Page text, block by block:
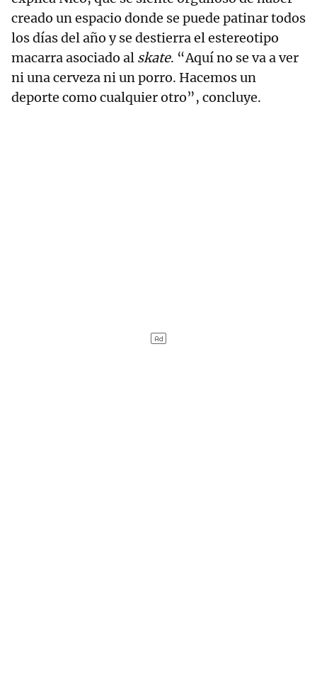
creado un espacio donde se puede patinar todos
los días del año y se destierra el estereotipo
macarra asociado al skate. “Aquí no se va a ver
ni una cerveza ni un porro. Hacemos un
deporte como cualquier otro”, concluye.